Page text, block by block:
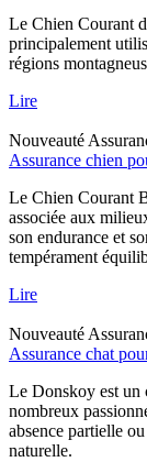
Le Chien Courant
principalement
régions
Lire
Nouveauté
Assurance chien
Le Chien Courant
associée aux
son endurance et
tempérament
Lire
Nouveauté
Assurance chat
Le Donskoy est un
nombreux
absence partielle
naturelle.